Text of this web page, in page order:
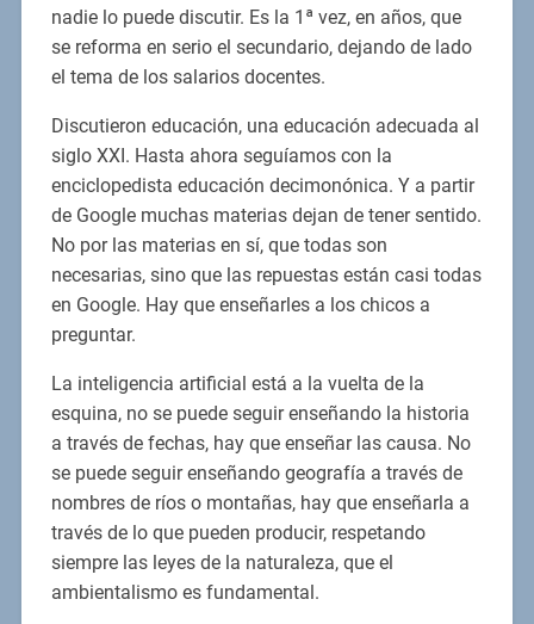
nadie lo puede discutir. Es la 1ª vez, en años, que
se reforma en serio el secundario, dejando de lado
el tema de los salarios docentes.
Discutieron educación, una educación adecuada al
siglo XXI. Hasta ahora seguíamos con la
enciclopedista educación decimonónica. Y a partir
de Google muchas materias dejan de tener sentido.
No por las materias en sí, que todas son
necesarias, sino que las repuestas están casi todas
en Google. Hay que enseñarles a los chicos a
preguntar.
La inteligencia artificial está a la vuelta de la
esquina, no se puede seguir enseñando la historia
a través de fechas, hay que enseñar las causa. No
se puede seguir enseñando geografía a través de
nombres de ríos o montañas, hay que enseñarla a
través de lo que pueden producir, respetando
siempre las leyes de la naturaleza, que el
ambientalismo es fundamental.